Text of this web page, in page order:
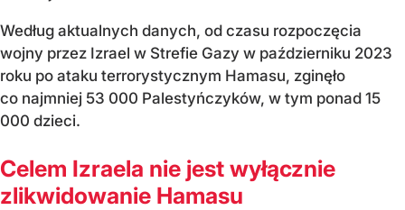
Według aktualnych danych, od czasu rozpoczęcia
wojny przez Izrael w Strefie Gazy w październiku 2023
roku po ataku terrorystycznym Hamasu, zginęło
co najmniej 53 000 Palestyńczyków, w tym ponad 15
000 dzieci.
Celem Izraela nie jest wyłącznie
zlikwidowanie Hamasu